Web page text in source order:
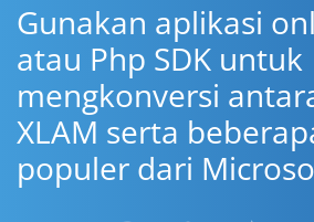
Gunakan aplikasi
atau Php SDK untuk
mengkonversi
XLAM serta
populer dari